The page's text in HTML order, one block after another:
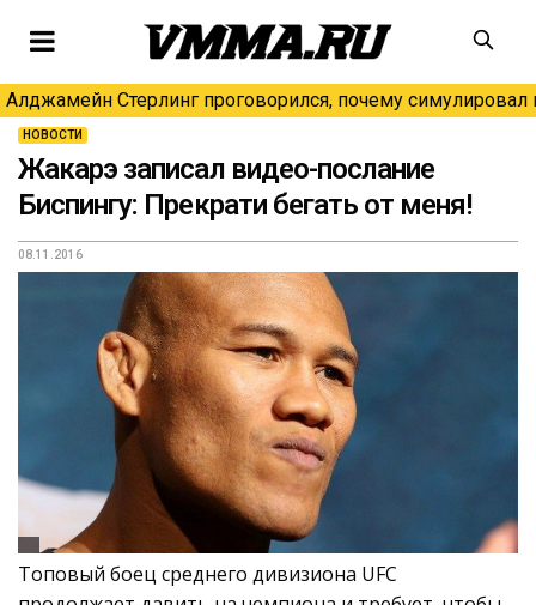
Алджамейн Стерлинг проговорился, почему симулировал
НОВОСТИ
Жакарэ записал видео-послание
Биспингу: Прекрати бегать от меня!
08.11.2016
Топовый боец среднего дивизиона UFC